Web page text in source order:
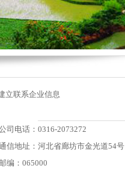
立联系企业信息
司电话：0316-2073272
信地址：河北省廊坊市金光道54号
编：065000